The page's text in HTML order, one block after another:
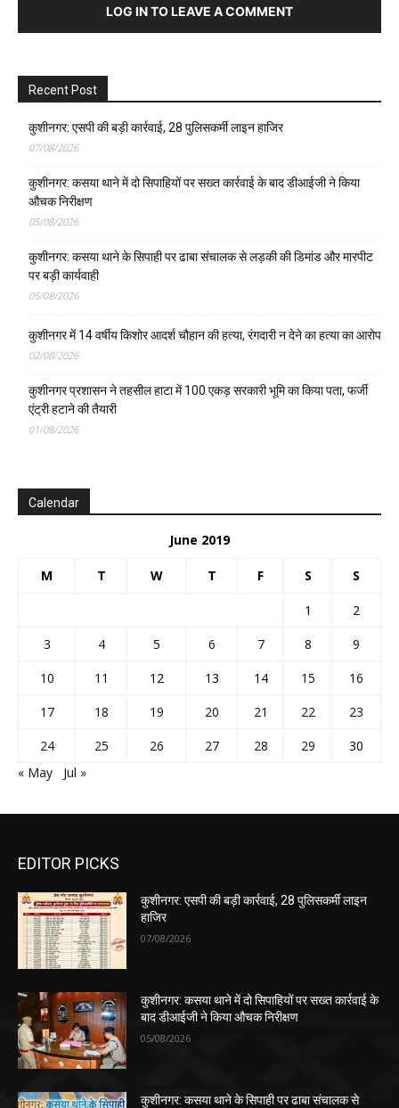
LOG IN TO LEAVE A COMMENT
Recent Post
कुशीनगर: एसपी की बड़ी कार्रवाई, 28 पुलिसकर्मी लाइन हाजिर
07/08/2026
कुशीनगर: कसया थाने में दो सिपाहियों पर सख्त कार्रवाई के बाद डीआईजी ने किया
औचक निरीक्षण
05/08/2026
कुशीनगर: कसया थाने के सिपाही पर ढाबा संचालक से लड़की की डिमांड और मारपीट
पर बड़ी कार्यवाही
05/08/2026
कुशीनगर में 14 वर्षीय किशोर आदर्श चौहान की हत्या, रंगदारी न देने का हत्या का आरोप
02/08/2026
कुशीनगर प्रशासन ने तहसील हाटा में 100 एकड़ सरकारी भूमि का किया पता, फर्जी
एंट्री हटाने की तैयारी
01/08/2026
Calendar
June 2019
M T W T F S S
1
2
3
4 5 6 7 8
9
10
11 12 13 14 15
16
17
18 19 20 21 22
23
24
25 26 27 28 29
30
« May
Jul »
EDITOR PICKS
कुशीनगर: एसपी की बड़ी कार्रवाई, 28 पुलिसकर्मी लाइन
हाजिर
07/08/2026
कुशीनगर: कसया थाने में दो सिपाहियों पर सख्त कार्रवाई के
बाद डीआईजी ने किया औचक निरीक्षण
05/08/2026
कुशीनगर: कसया थाने के सिपाही पर ढाबा संचालक से